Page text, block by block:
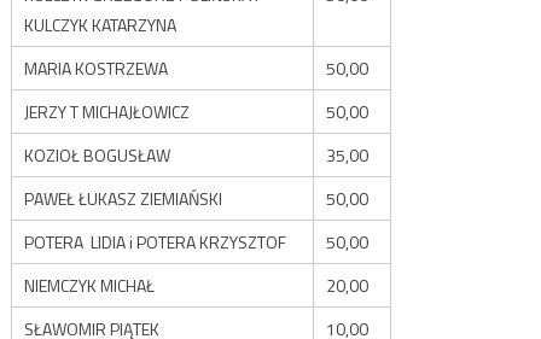
KULCZYK KATARZYNA
MARIA KOSTRZEWA
50,00
JERZY T MICHAJŁOWICZ
50,00
KOZIOŁ BOGUSŁAW
35,00
PAWEŁ ŁUKASZ ZIEMIAŃSKI
50,00
POTERA LIDIA i POTERA KRZYSZTOF
50,00
NIEMCZYK MICHAŁ
20,00
SŁAWOMIR PIĄTEK
10,00